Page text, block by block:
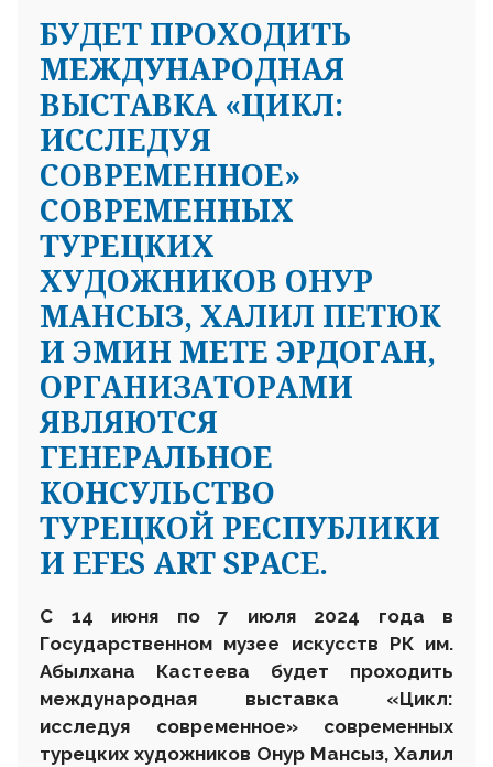
БУДЕТ ПРОХОДИТЬ
МЕЖДУНАРОДНАЯ
ВЫСТАВКА «ЦИКЛ:
ИССЛЕДУЯ
СОВРЕМЕННОЕ»
СОВРЕМЕННЫХ
ТУРЕЦКИХ
ХУДОЖНИКОВ ОНУР
МАНСЫЗ, ХАЛИЛ ПЕТЮК
И ЭМИН МЕТЕ ЭРДОГАН,
ОРГАНИЗАТОРАМИ
ЯВЛЯЮТСЯ
ГЕНЕРАЛЬНОЕ
КОНСУЛЬСТВО
ТУРЕЦКОЙ РЕСПУБЛИКИ
И EFES ART SPACE.
C 14 июня по 7 июля 2024 года в
Государственном музее искусств РК им.
Абылхана Кастеева будет проходить
международная выставка «Цикл:
исследуя современное» современных
турецких художников Онур Мансыз, Халил